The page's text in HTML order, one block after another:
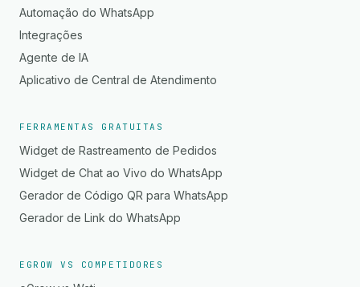
Automação do WhatsApp
Integrações
Agente de IA
Aplicativo de Central de Atendimento
FERRAMENTAS GRATUITAS
Widget de Rastreamento de Pedidos
Widget de Chat ao Vivo do WhatsApp
Gerador de Código QR para WhatsApp
Gerador de Link do WhatsApp
EGROW VS COMPETIDORES